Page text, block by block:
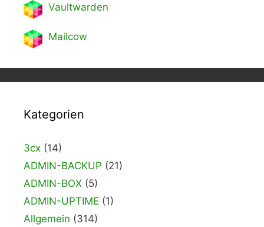
Vaultwarden
Mailcow
Kategorien
3cx (14)
ADMIN-BACKUP (21)
ADMIN-BOX (5)
ADMIN-UPTIME (1)
Allgemein (314)